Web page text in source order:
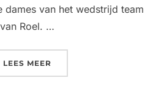
dames van het wedstrijd team
van Roel. …
LEES MEER“MAKKUM WAS GEEN